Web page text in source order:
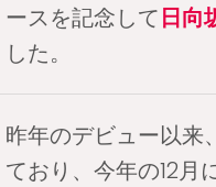
ースを記念して日向
した。
昨年のデビュー以来
ており、今年の12月